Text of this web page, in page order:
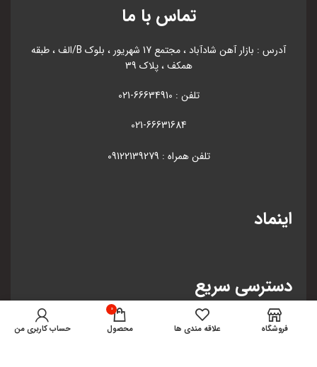
تماس با ما
آدرس : بازار آهن شادآباد ، مجتمع 17 شهریور ، بلوک B/الف ، طبقه
همکف ، پلاک 39
تلفن : 66634910-021
021-66631684
تلفن همراه : 09122139279
اینماد
دسترسی سریع
صفحه اصلی
فروشگاه علاقه مندی ها
0
محصول حساب کاربری من